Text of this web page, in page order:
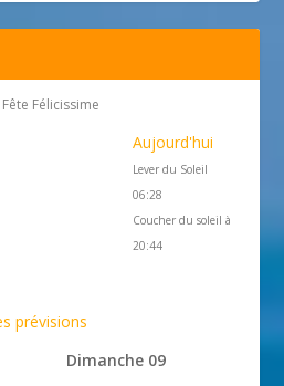
Félicissime
Aujourd'hui
Lever du Soleil
06:28
Coucher du soleil à
20:44
prévisions
Dimanche 09